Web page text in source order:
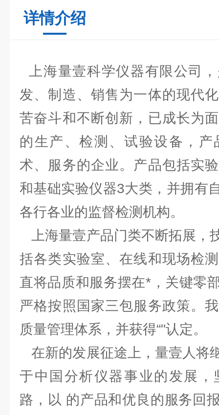
详情介绍
上海量壹科学仪器有限公司
发、制造、销售为一体的现代
苦奋斗和不断创新，已成长为
的生产、检测、试验设备，
术、服务的企业。产品包括实
和基础实验仪器3大类，并拥有
各行各业的监督检测机构。
上海量壹产品门类不断拓展，
括各类实验室、在线和现场检
直将品质和服务摆在*，关键零
严格按照国家三包服务政策。
质量管理体系，并获得“"认定。
在新的发展征途上，量壹人将
于中国分析仪器事业的发展，
路，以 的产品和优良的服务回